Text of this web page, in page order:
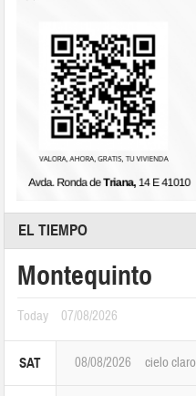
EL TIEMPO
Montequinto
Today 07/08/2026
SAT 08/08/2026 cielo claro